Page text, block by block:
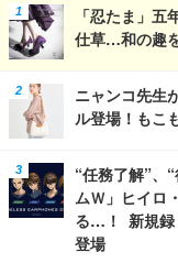
「忍たま」五
仕草…和の趣
ニャンコ先生
ル登場！もこ
“任務了解”、
ムＷ」ヒイロ
る…！ 新規録
登場